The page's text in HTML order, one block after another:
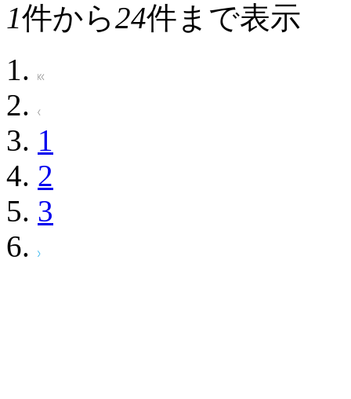
1件から24件まで表示
1
2
3